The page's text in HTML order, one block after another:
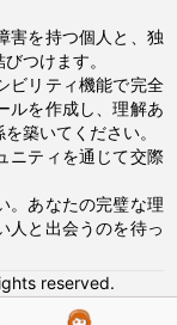
害を持つ個人と、独
つけます。
ビリティ機能で完全
ルを作成し、理解あ
築いてください。
ニティを通じて交際
。あなたの完璧な理
人と出会うのを待っ
reserved.